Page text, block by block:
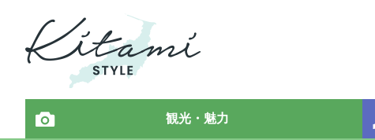
観光・魅力